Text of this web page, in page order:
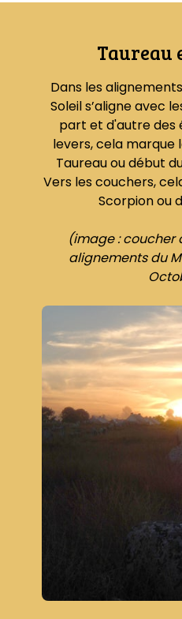
Taureau
Dans les
Soleil s’aligne avec
part et d'autre des
levers, cela marque
Taureau ou début
Vers les couchers,
Scorpion ou
(image : coucher
alignements du